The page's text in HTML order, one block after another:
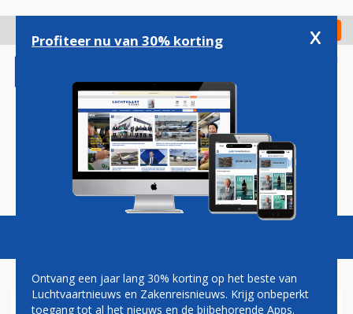
gaan
Check in
Magazine Podcasts Vacatures
Profiteer nu van 30% korting x
Ontvang een jaar lang 30% korting op het beste van
Luchtvaartnieuws en Zakenreisnieuws. Krijg onbeperkt
toegang tot al het nieuws en de bijbehorende Apps.